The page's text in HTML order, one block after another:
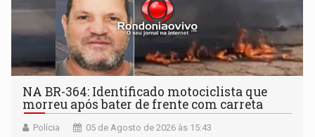
NA BR-364: Identificado motociclista que
morreu após bater de frente com carreta
Polícia 05 de Agosto de 2026 às 15:43